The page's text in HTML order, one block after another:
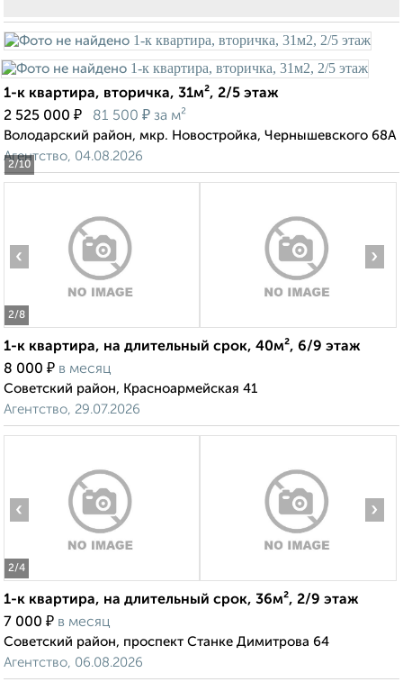
2/10
1-к квартира, вторичка, 31м², 2/5 этаж
2 525 000 ₽ 81 500 ₽ за м²
Володарский район, мкр. Новостройка, Чернышевского 68А
Агентство, 04.08.2026
2/8
‹ ›
1-к квартира, на длительный срок, 40м², 6/9 этаж
8 000 ₽ в месяц
Советский район, Красноармейская 41
Агентство, 29.07.2026
2/4
‹ ›
1-к квартира, на длительный срок, 36м², 2/9 этаж
7 000 ₽ в месяц
Советский район, проспект Станке Димитрова 64
Агентство, 06.08.2026